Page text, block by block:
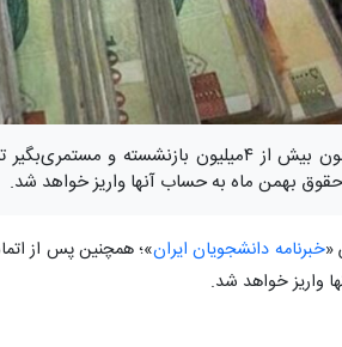
هم‌اکنون بیش از ۴میلیون بازنشسته و
حقوق بهمن ماه به حساب آنها واریز خواهد شد.
«خبرنامه دانشجویان ایران»؛ همچنین پس از
واریز خواهد شد.